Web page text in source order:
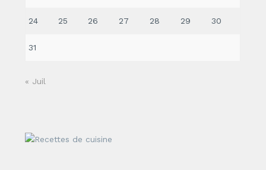
24 25 26 27 28 29 30
31
« Juil